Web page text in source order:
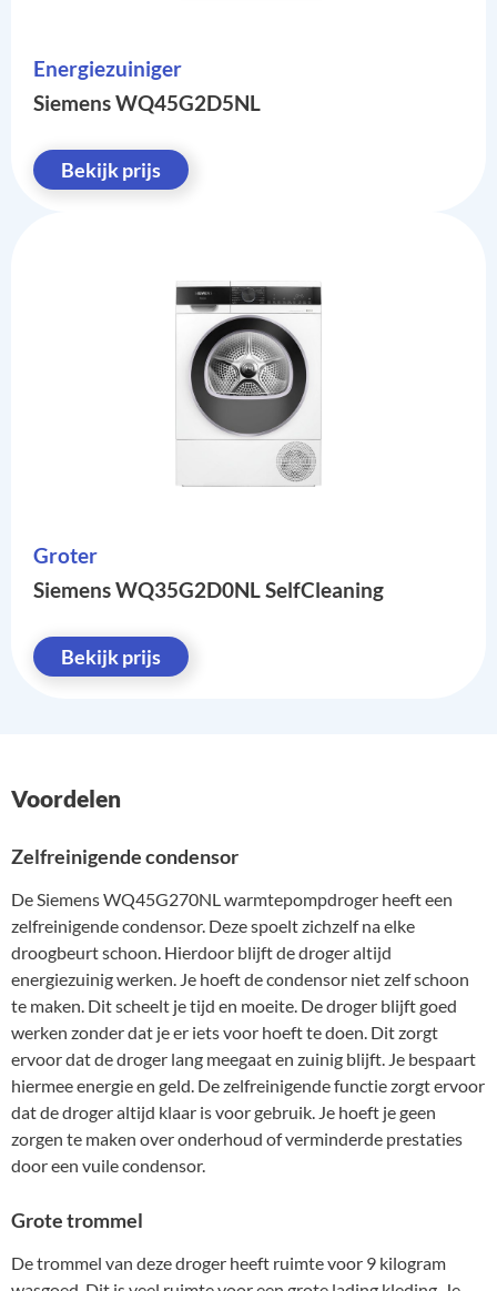
Energiezuiniger
Siemens WQ45G2D5NL
Bekijk prijs
Groter
Siemens WQ35G2D0NL SelfCleaning
Bekijk prijs
Voordelen
Zelfreinigende condensor
De Siemens WQ45G270NL warmtepompdroger heeft een
zelfreinigende condensor. Deze spoelt zichzelf na elke
droogbeurt schoon. Hierdoor blijft de droger altijd
energiezuinig werken. Je hoeft de condensor niet zelf schoon
te maken. Dit scheelt je tijd en moeite. De droger blijft goed
werken zonder dat je er iets voor hoeft te doen. Dit zorgt
ervoor dat de droger lang meegaat en zuinig blijft. Je bespaart
hiermee energie en geld. De zelfreinigende functie zorgt ervoor
dat de droger altijd klaar is voor gebruik. Je hoeft je geen
zorgen te maken over onderhoud of verminderde prestaties
door een vuile condensor.
Grote trommel
De trommel van deze droger heeft ruimte voor 9 kilogram